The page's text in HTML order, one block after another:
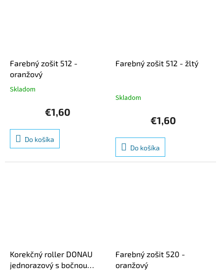
Farebný zošit 512 -
oranžový
Priemerné
5,0
5
Skladom
€1,60
Do košíka
Farebný zošit 512 - žltý
Skladom
€1,60
Do košíka
Korekčný roller DONAU
jednorazový s bočnou
Farebný zošit 520 -
oranžový